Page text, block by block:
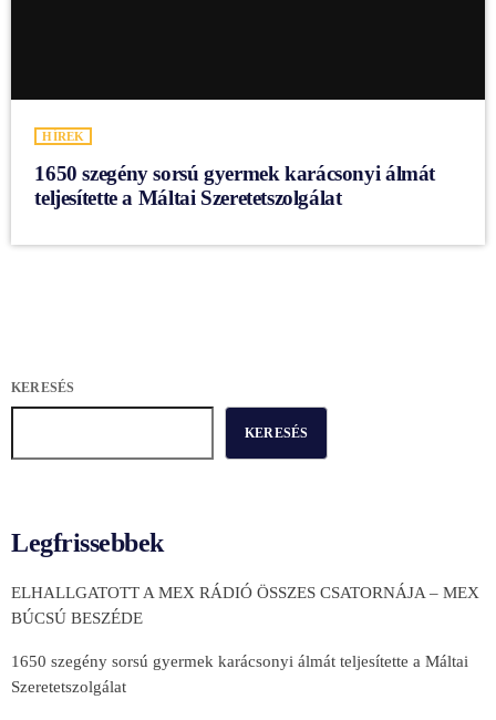
HÍREK
1650 szegény sorsú gyermek karácsonyi álmát
teljesítette a Máltai Szeretetszolgálat
KERESÉS
KERESÉS
Legfrissebbek
ELHALLGATOTT A MEX RÁDIÓ ÖSSZES CSATORNÁJA – MEX
BÚCSÚ BESZÉDE
1650 szegény sorsú gyermek karácsonyi álmát teljesítette a Máltai
Szeretetszolgálat